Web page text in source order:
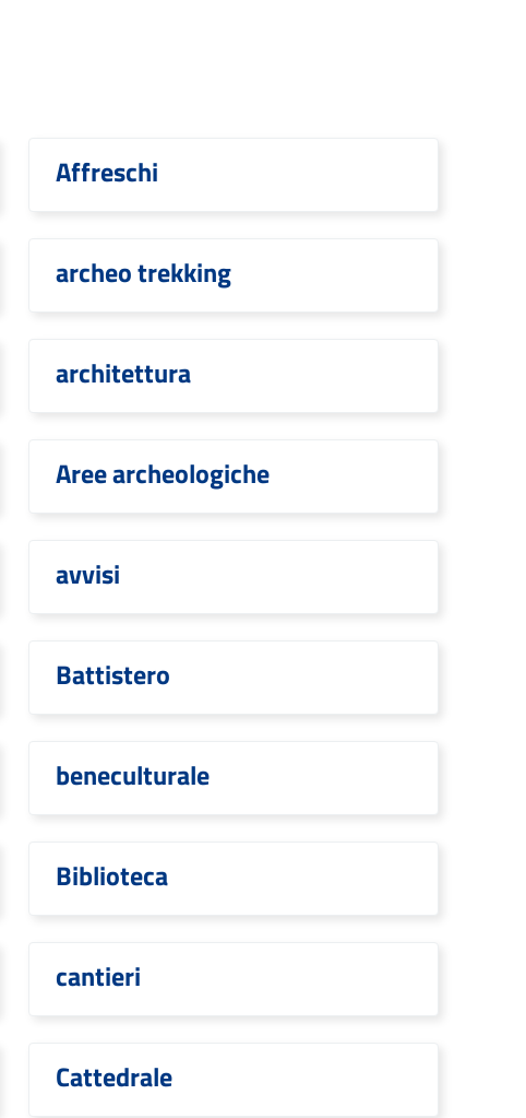
Affreschi
archeo trekking
architettura
Aree archeologiche
avvisi
Battistero
beneculturale
Biblioteca
cantieri
Cattedrale